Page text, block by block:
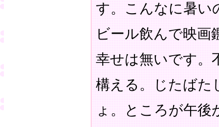
す。こんなに暑い
ビール飲んで映画
幸せは無いです。
構える。じたばた
ょ。ところが午